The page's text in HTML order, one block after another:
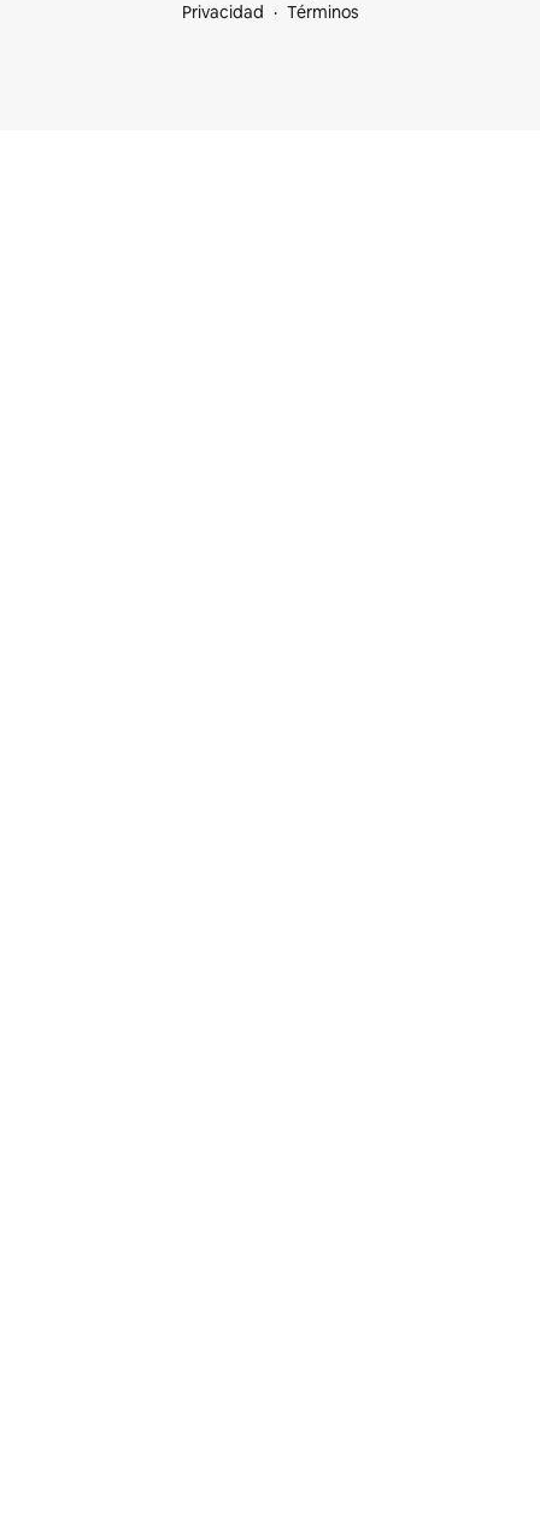
Privacidad
Términos